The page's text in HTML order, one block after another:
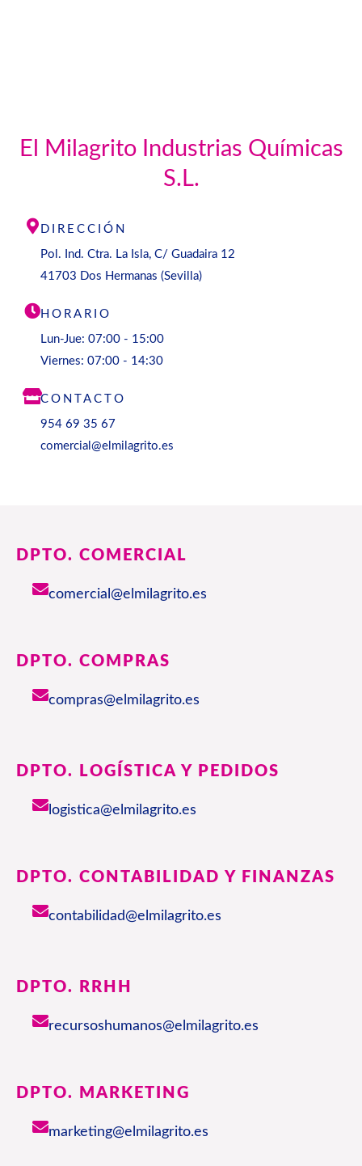
El Milagrito Industrias Químicas
S.L.
DIRECCIÓN
Pol. Ind. Ctra. La Isla, C/ Guadaira 12
41703 Dos Hermanas (Sevilla)
HORARIO
Lun-Jue: 07:00 - 15:00
Viernes: 07:00 - 14:30
CONTACTO
954 69 35 67
comercial@elmilagrito.es
DPTO. COMERCIAL
comercial@elmilagrito.es
DPTO. COMPRAS
compras@elmilagrito.es
DPTO. LOGÍSTICA Y PEDIDOS
logistica@elmilagrito.es
DPTO. CONTABILIDAD Y FINANZAS
contabilidad@elmilagrito.es
DPTO. RRHH
recursoshumanos@elmilagrito.es
DPTO. MARKETING
marketing@elmilagrito.es